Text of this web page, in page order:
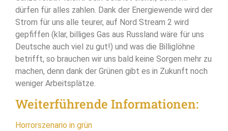
dürfen für alles zahlen. Dank der Energiewende wird der
Strom für uns alle teurer, auf Nord Stream 2 wird
gepfiffen (klar, billiges Gas aus Russland wäre für uns
Deutsche auch viel zu gut!) und was die Billiglöhne
betrifft, so brauchen wir uns bald keine Sorgen mehr zu
machen, denn dank der Grünen gibt es in Zukunft noch
weniger Arbeitsplätze.
Weiterführende Informationen:
Horrorszenario in grün